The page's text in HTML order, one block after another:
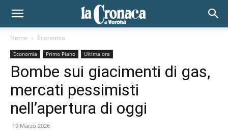
Home Economia
Economia Primo Piano Ultima ora
Bombe sui giacimenti di gas,
mercati pessimisti
nell’apertura di oggi
19 Marzo 2026